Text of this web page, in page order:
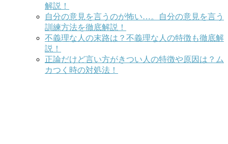
解説！
自分の意見を言うのが怖い…。自分の意見を言う
訓練方法を徹底解説！
不義理な人の末路は？不義理な人の特徴も徹底解
説！
正論だけど言い方がきつい人の特徴や原因は？ム
カつく時の対処法！